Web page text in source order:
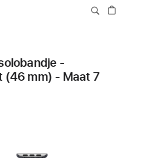
-
(46 mm) - Maat 7